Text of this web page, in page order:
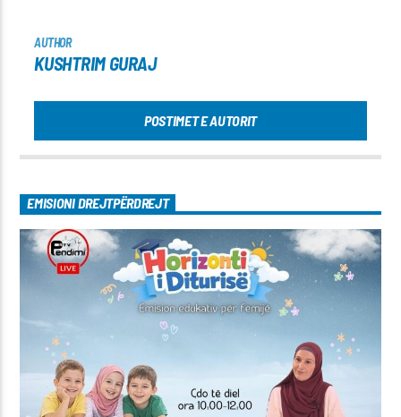
AUTHOR
KUSHTRIM GURAJ
POSTIMET E AUTORIT
EMISIONI DREJTPËRDREJT